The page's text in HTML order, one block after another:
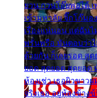
ยวน กวนโอ๊ยพอได้
เข้ามหาลัย จิ๊กโก๊มอ
เรื่องแน่นอน แต่ฉัน
พรั่นพรือ มันตอบว่าไ
ด้วยกัน ก็เลยรอด สุ
ยอด สุดยอด สุดยอด
ห้องเช่า เธอผิวขาว
จริงเธอ อยู่ห้องข้าง